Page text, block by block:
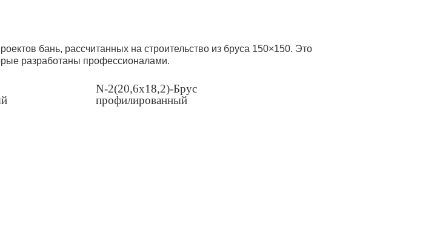
бань, рассчитанных на строительство из бруса 150×150. Это
разработаны профессионалами.
N-2(20,6х18,2)-Брус
профилированный